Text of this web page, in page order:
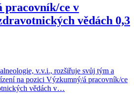
pracovník/ce v
vědách 0,3
v.v.i., rozšiřuje svůj tým a
na pozici Výzkumný/á pracovník/ce
vědách v…